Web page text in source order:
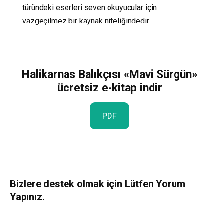
türündeki eserleri seven okuyucular için
vazgeçilmez bir kaynak niteliğindedir.
Halikarnas Balıkçısı «Mavi Sürgün»
ücretsiz e-kitap indir
PDF
Bizlere destek olmak için Lütfen Yorum
Yapınız.